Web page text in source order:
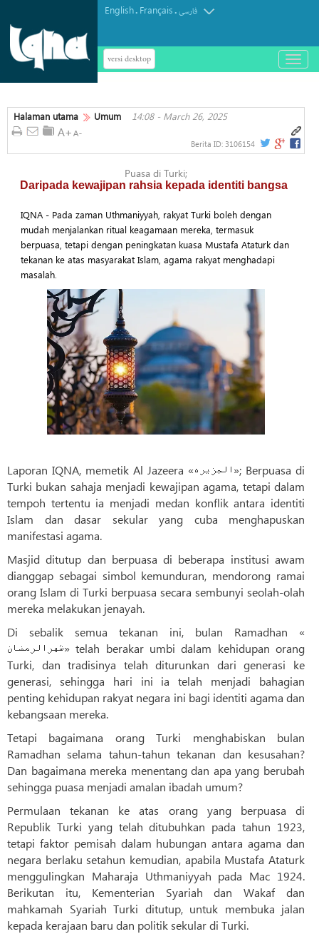
English. Français.فارسی
versi desktop
باز
و
کردن
Halaman utama Umum 14:08 - March 26, 2025
Berita ID: 3106154
Puasa di Turki;
Daripada kewajipan rahsia kepada identiti bangsa
IQNA - Pada zaman Uthmaniyyah, rakyat Turki boleh dengan
mudah menjalankan ritual keagamaan mereka, termasuk
berpuasa, tetapi dengan peningkatan kuasa Mustafa Ataturk dan
tekanan ke atas masyarakat Islam, agama rakyat menghadapi
masalah.
Laporan IQNA, memetik Al Jazeera «الجزیره»; Berpuasa di
Turki bukan sahaja menjadi kewajipan agama, tetapi dalam
tempoh tertentu ia menjadi medan konflik antara identiti
Islam dan dasar sekular yang cuba menghapuskan
manifestasi agama.
Masjid ditutup dan berpuasa di beberapa institusi awam
dianggap sebagai simbol kemunduran, mendorong ramai
orang Islam di Turki berpuasa secara sembunyi seolah-olah
mereka melakukan jenayah.
Di sebalik semua tekanan ini, bulan Ramadhan «
شهرالرمضان» telah berakar umbi dalam kehidupan orang
Turki, dan tradisinya telah diturunkan dari generasi ke
generasi, sehingga hari ini ia telah menjadi bahagian
penting kehidupan rakyat negara ini bagi identiti agama dan
kebangsaan mereka.
Tetapi bagaimana orang Turki menghabiskan bulan
Ramadhan selama tahun-tahun tekanan dan kesusahan?
Dan bagaimana mereka menentang dan apa yang berubah
sehingga puasa menjadi amalan ibadah umum?
Permulaan tekanan ke atas orang yang berpuasa di
Republik Turki yang telah ditubuhkan pada tahun 1923,
tetapi faktor pemisah dalam hubungan antara agama dan
negara berlaku setahun kemudian, apabila Mustafa Ataturk
menggulingkan Maharaja Uthmaniyyah pada Mac 1924.
Berikutan itu, Kementerian Syariah dan Wakaf dan
mahkamah Syariah Turki ditutup, untuk membuka jalan
kepada kerajaan baru dan politik sekular di Turki.